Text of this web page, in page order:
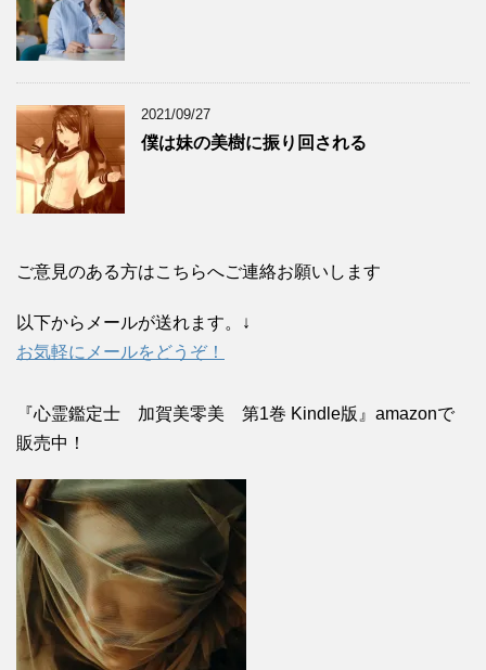
2021/09/27
僕は妹の美樹に振り回される
ご意見のある方はこちらへご連絡お願いします
以下からメールが送れます。↓
お気軽にメールをどうぞ！
『心霊鑑定士 加賀美零美 第1巻 Kindle版』amazonで
販売中！